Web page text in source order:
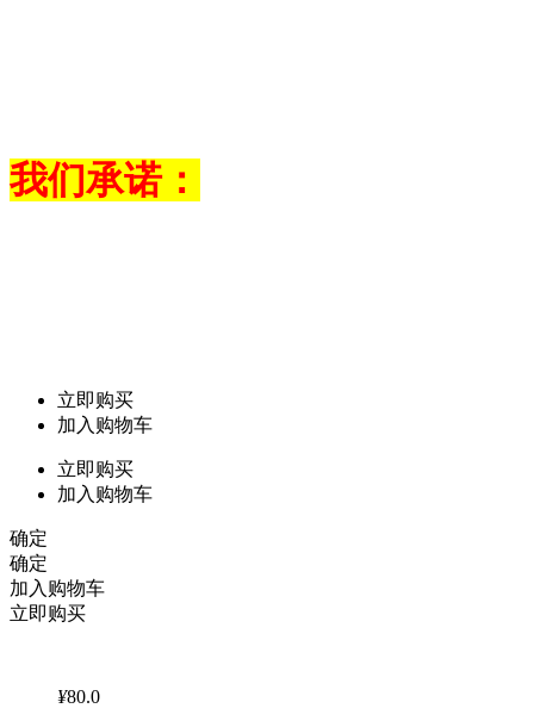
我们承诺：
立即购买
加入购物车
立即购买
加入购物车
确定
确定
加入购物车
立即购买
¥80.0